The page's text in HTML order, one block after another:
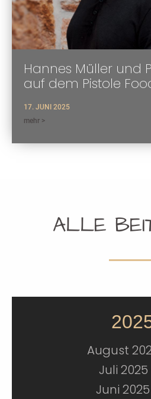
Hannes Müller und
auf dem Pistole
17. JUNI 2025
mehr >
ALLE
August
Juli 2025
Juni